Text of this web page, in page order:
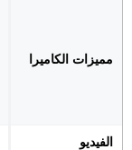
مميزات الكاميرا
الفيديو